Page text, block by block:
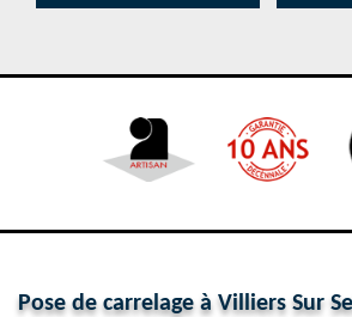
Pose de carrelage à Villiers Sur